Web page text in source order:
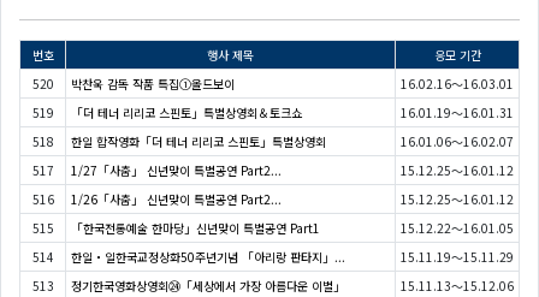
번호 행사 제목
응모 기간
520
박찬욱 감독 작품 특집①올드보이
16.02.16～16.03.01
519
「더 테너 리리코 스핀토」특별상영회＆토크쇼
16.01.19～16.01.31
518
한일 합작영화「더 테너 리리코 스핀토」특별상영회
16.01.06～16.02.07
517
1/27「사춤」 신년맞이 특별공연 Part2...
15.12.25～16.01.12
516
1/26「사춤」 신년맞이 특별공연 Part2...
15.12.25～16.01.12
515
「한국전통예술 한마당」신년맞이 특별공연 Part1
15.12.22～16.01.05
514
한일・일한국교정상화50주년기념 「아리랑 판타지」...
15.11.19～15.11.29
513
정기한국영화상영회㉔「세상에서 가장 아름다운 이별」
15.11.13～15.12.06